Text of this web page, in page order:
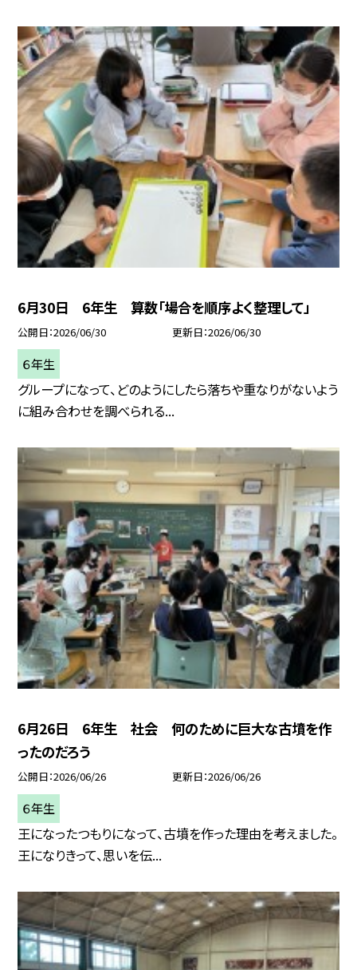
6月30日 6年生 算数「場合を順序よく整理して」
公開日 2026/06/30 更新日 2026/06/30
６年生
グループになって、どのようにしたら落ちや重なりがないよう
に組み合わせを調べられる...
6月26日 6年生 社会 何のために巨大な古墳を作
ったのだろう
公開日 2026/06/26 更新日 2026/06/26
６年生
王になったつもりになって、古墳を作った理由を考えました。
王になりきって、思いを伝...